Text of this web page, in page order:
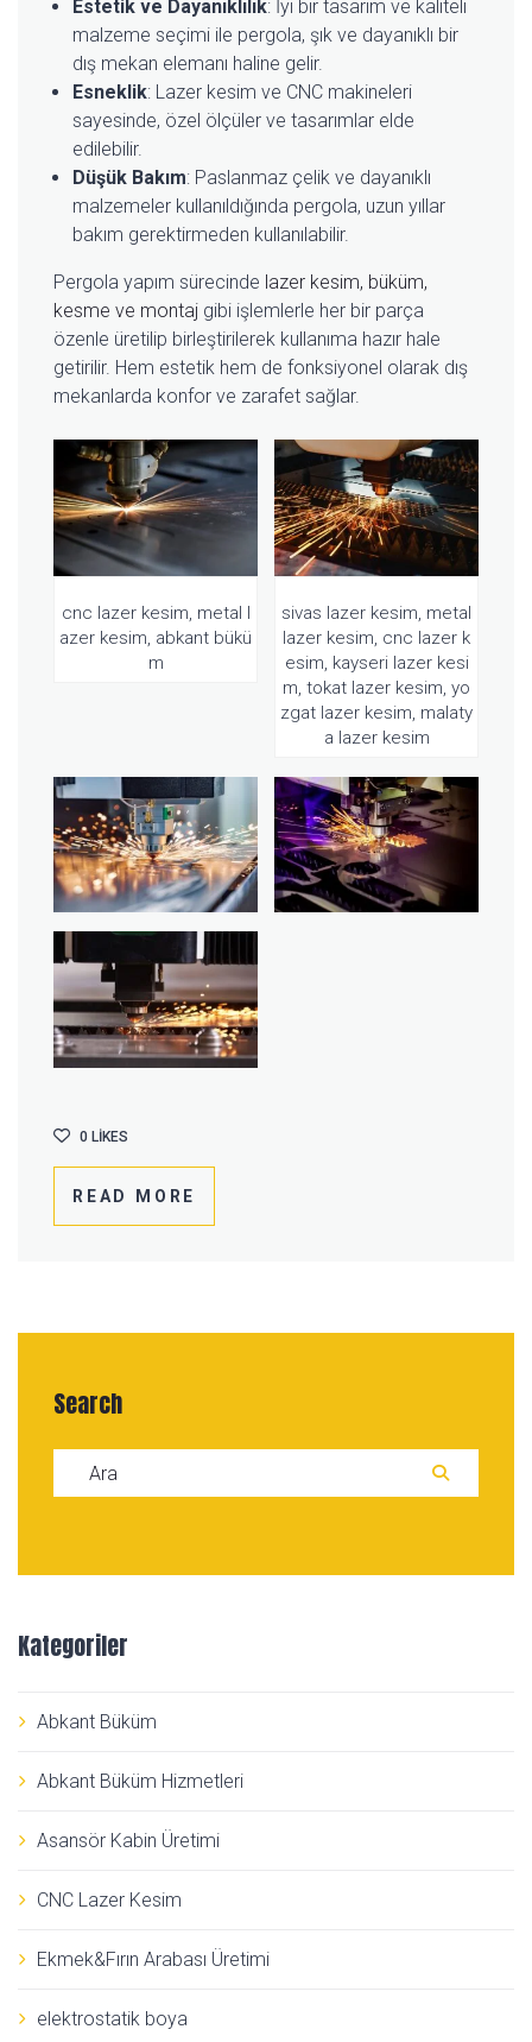
Estetik ve Dayanıklılık: İyi bir tasarım ve kaliteli
malzeme seçimi ile pergola, şık ve dayanıklı bir
dış mekan elemanı haline gelir.
Esneklik: Lazer kesim ve CNC makineleri
sayesinde, özel ölçüler ve tasarımlar elde
edilebilir.
Düşük Bakım: Paslanmaz çelik ve dayanıklı
malzemeler kullanıldığında pergola, uzun yıllar
bakım gerektirmeden kullanılabilir.
Pergola yapım sürecinde lazer kesim, büküm,
kesme ve montaj gibi işlemlerle her bir parça
özenle üretilip birleştirilerek kullanıma hazır hale
getirilir. Hem estetik hem de fonksiyonel olarak dış
mekanlarda konfor ve zarafet sağlar.
cnc lazer kesim, metal l
azer kesim, abkant bükü
m
sivas lazer kesim, metal
lazer kesim, cnc lazer k
esim, kayseri lazer kesi
m, tokat lazer kesim, yo
zgat lazer kesim, malaty
a lazer kesim
READ MORE
0 LIKES
Search
Search for:
Kategoriler
Abkant Büküm
Abkant Büküm Hizmetleri
Asansör Kabin Üretimi
CNC Lazer Kesim
Ekmek&Fırın Arabası Üretimi
elektrostatik boya